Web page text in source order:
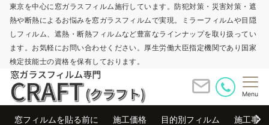
東京を中心に窓ガラスフィルム施行しています。防犯対策・災害対策・遮
熱や断熱によるお悩みを窓ガラスフィルムで実現。ミラーフィルムや目隠
しフィルム、遮熱・断熱フィルムなど豊富なラインナップを取り扱ってい
ます。お気軽にお問い合わせください。厚生労働大臣指定機関であり国家
検定技能士の資格を保有しております。
Menu
窓フィルムを貼る前に 施工価格 目的別フィルム 施工事例